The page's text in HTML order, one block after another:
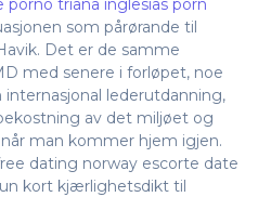
porno triana inglesias porn
som pårørande til
Det er de samme
med senere i forløpet, noe
lederutdanning,
av det miljøet og
man kommer hjem igjen.
dating norway escorte date
kort kjærlighetsdikt til